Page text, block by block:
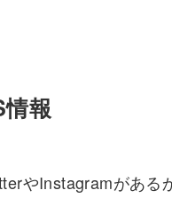
報
やInstagramがある